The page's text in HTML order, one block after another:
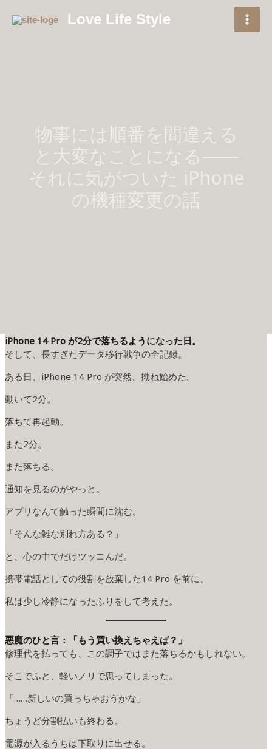
Love Life Style
物事には順番を間違える
と大変なことになる――
それに気がついた iPhone
の機種変更の話
iPhone 14 Pro が2分で落ちるようになった日。
そして、長すぎたデータ移行戦争の全記録。
ある日、iPhone 14 Pro が突然、拗ね始めた。
動いて2分。
落ちて再起動。
また2分。
また落ちる。
通知を見るのがやっと。
アプリなんて触った瞬間に沈む。
「そんな雑な別れ方ある？」
と、心の中でだけツッコんだ。
携帯電話としての役割を放棄した14 Pro を前に、
私は少し冷静になったふりをして考えた。
悪魔のひと言：「もう買い換えちゃえば？」
修理代を払っても、この調子ではまた落ちるかもしれない。
そこでふと、軽いノリで思ってしまった。
「……新しいの買っちゃおうかな」
ちょうど分割払いも終わる。
電源が入るうちは下取りに出せる。